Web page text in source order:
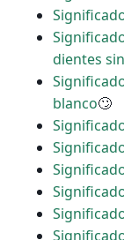
dientes
blanco🙄